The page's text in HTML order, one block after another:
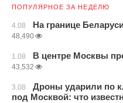
ПОПУЛЯРНОЕ ЗА НЕДЕЛЮ
4.08 На границе
48,490
1.08 В центре Москвы
43,532
3.08
Дроны ударили по
под Москвой: что